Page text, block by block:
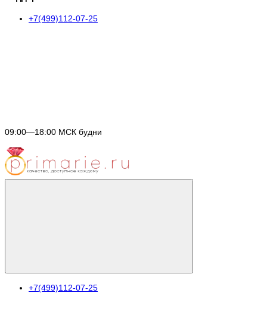
+7(499)112-07-25
09:00—18:00 МСК будни
+7(499)112-07-25